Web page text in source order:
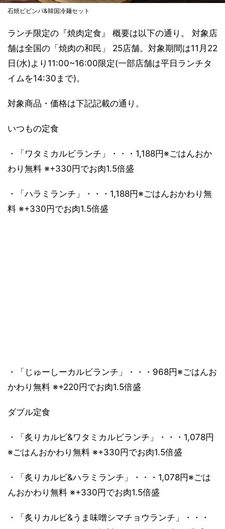
石焼ビビンパ&韓国冷麺セット
ランチ限定の『焼肉定食』 概要は以下の通り。 対象店
舗は全国の「焼肉の和民」 25店舗。対象期間は11月22
日(水)より11:00~16:00限定(一部店舗は平日ランチタ
イムを14:30まで)。
対象商品・価格は下記記載の通り。
いつもの定食
・「ワタミカルビランチ」・・・1,188円※ごはんおか
わり無料 ※+330円でお肉1.5倍盛
・「ハラミランチ」・・・1,188円※ごはんおかわり無
料 ※+330円でお肉1.5倍盛
・「じゅーしーカルビランチ」・・・968円※ごはんお
かわり無料 ※+220円でお肉1.5倍盛
ダブル定食
・「炙りカルビ&ワタミカルビランチ」・・・1,078円
※ごはんおかわり無料 ※+330円でお肉1.5倍盛
・「炙りカルビ&ハラミランチ」・・・1,078円※ごは
んおかわり無料 ※+330円でお肉1.5倍盛
・「炙りカルビ&うま味噌シマチョウランチ」・・・